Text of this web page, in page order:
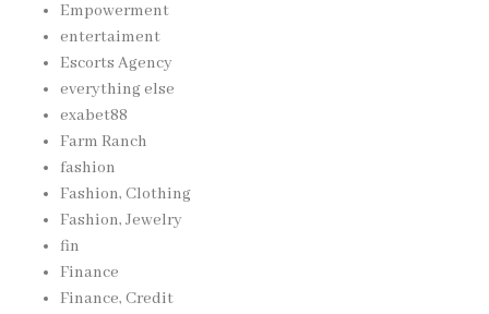
Empowerment
entertaiment
Escorts Agency
everything else
exabet88
Farm Ranch
fashion
Fashion, Clothing
Fashion, Jewelry
fin
Finance
Finance, Credit